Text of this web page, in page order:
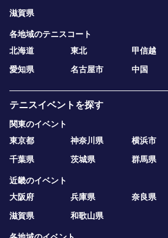
滋賀県
各地域のテニスコート
北海道
東北 甲信越
愛知県
名古屋市 中国
テニスイベントを探す
関東のイベント
東京都
神奈川県 横浜市
千葉県
茨城県 群馬県
近畿のイベント
大阪府
兵庫県 奈良県
滋賀県
和歌山県